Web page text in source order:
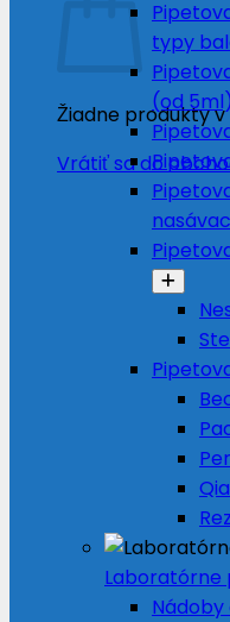
Žiadne produkty v
Vrátiť sa do
typy
(od
Laboratórne
Nádoby